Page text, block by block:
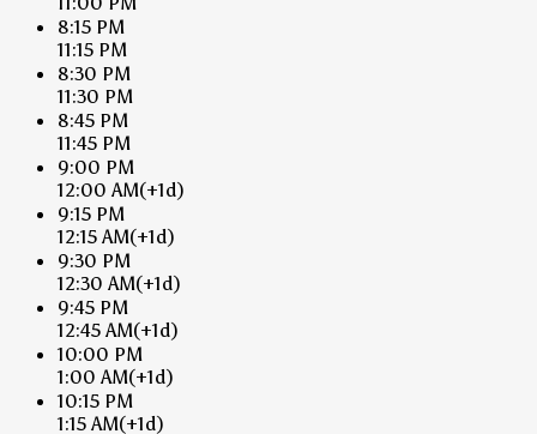
8:15 PM
11:15 PM
8:30 PM
11:30 PM
8:45 PM
11:45 PM
9:00 PM
12:00 AM(+1d)
9:15 PM
12:15 AM(+1d)
9:30 PM
12:30 AM(+1d)
9:45 PM
12:45 AM(+1d)
10:00 PM
1:00 AM(+1d)
10:15 PM
1:15 AM(+1d)